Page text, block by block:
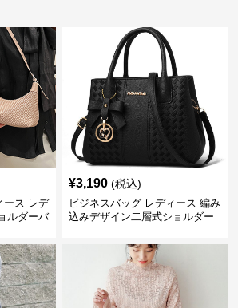
ース レデ
ルダーバ
¥3,190 (税込)
ビジネスバッグ レディース 編み
込みデザイン二層式ショルダー